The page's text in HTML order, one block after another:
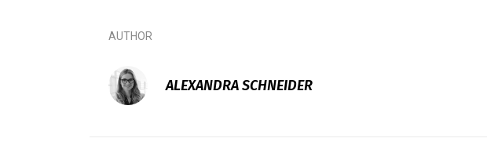
AUTHOR
ALEXANDRA SCHNEIDER